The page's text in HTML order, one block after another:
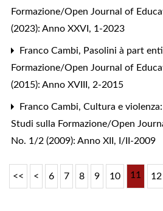
Formazione/Open Journal of
(2023): Anno XXVI, 1-2023
Franco Cambi, Pasolini à part
Formazione/Open Journal of
(2015): Anno XVIII, 2-2015
Franco Cambi, Cultura e
Studi sulla Formazione/Open
No. 1/2 (2009): Anno XII, I/II-2009
<< < 6 7 8 9 10 11 12